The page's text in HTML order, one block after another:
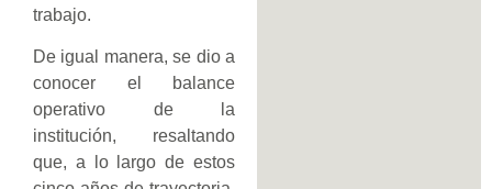
trabajo.
De igual manera, se dio a
conocer el balance
operativo de la
institución, resaltando
que, a lo largo de estos